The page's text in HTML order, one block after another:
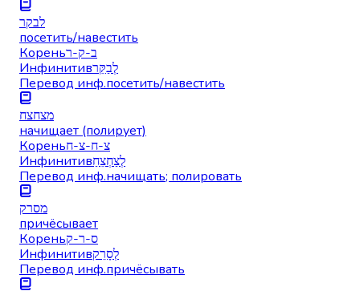
לבקר
посетить/навестить
Кореньב-ק-ר
Инфинитивלְבַקֵּר
Перевод инф.посетить/навестить
מצחצח
начищает (полирует)
Кореньצ-ח-צ-ח
Инфинитивלְצַחְצֵחַ
Перевод инф.начищать; полировать
מסרק
причёсывает
Кореньס-ר-ק
Инфинитивלְסָרֵק
Перевод инф.причёсывать